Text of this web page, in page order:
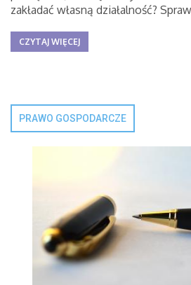
zakładać własną działalność?
CZYTAJ WIĘCEJ
PRAWO GOSPODARCZE